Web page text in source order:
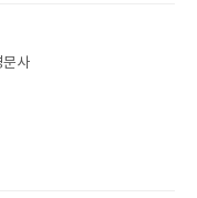
문사